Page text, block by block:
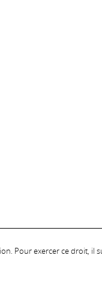
Pour exercer ce droit, il